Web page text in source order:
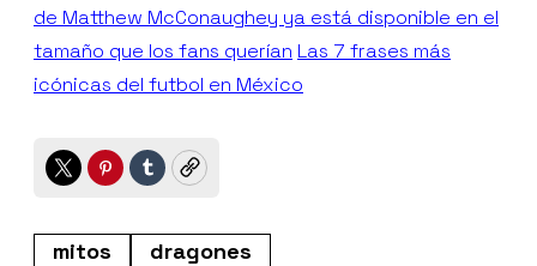
de Matthew McConaughey ya está disponible en el
tamaño que los fans querían Las 7 frases más
icónicas del futbol en México
TwitterPinterest
TumblrCopy
mitos dragones